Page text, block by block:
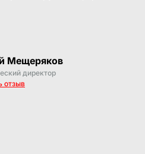
Мещеряков
директор
отзыв